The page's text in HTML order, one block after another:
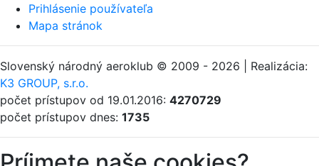
Prihlásenie používateľa
Mapa stránok
Slovenský národný aeroklub © 2009 - 2026 | Realizácia:
K3 GROUP, s.r.o.
počet prístupov od 19.01.2016: 4270729
počet prístupov dnes: 1735